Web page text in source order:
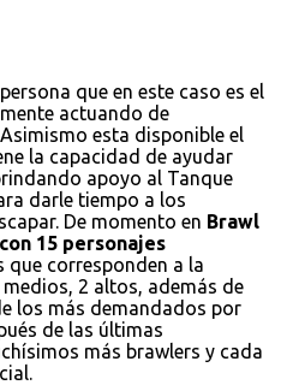
que en este caso es el
actuando de
esta disponible el
la capacidad de ayudar
apoyo al Tanque
darle tiempo a los
De momento en Brawl
15 personajes
corresponden a la
2 altos, además de
los más demandados por
de las últimas
más brawlers y cada